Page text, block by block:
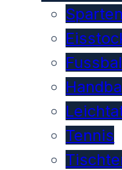
Tennis